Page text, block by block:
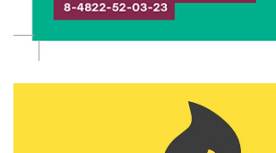
5 Авг 2026 16:02 327
Вышнего Волочка провели зарядку для
490